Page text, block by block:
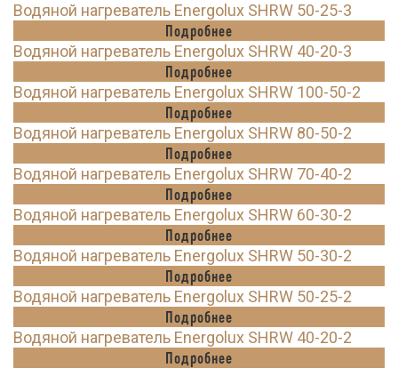
Водяной нагреватель Energolux SHRW 50-25-3
Подробнее
Водяной нагреватель Energolux SHRW 40-20-3
Подробнее
Водяной нагреватель Energolux SHRW 100-50-2
Подробнее
Водяной нагреватель Energolux SHRW 80-50-2
Подробнее
Водяной нагреватель Energolux SHRW 70-40-2
Подробнее
Водяной нагреватель Energolux SHRW 60-30-2
Подробнее
Водяной нагреватель Energolux SHRW 50-30-2
Подробнее
Водяной нагреватель Energolux SHRW 50-25-2
Подробнее
Водяной нагреватель Energolux SHRW 40-20-2
Подробнее